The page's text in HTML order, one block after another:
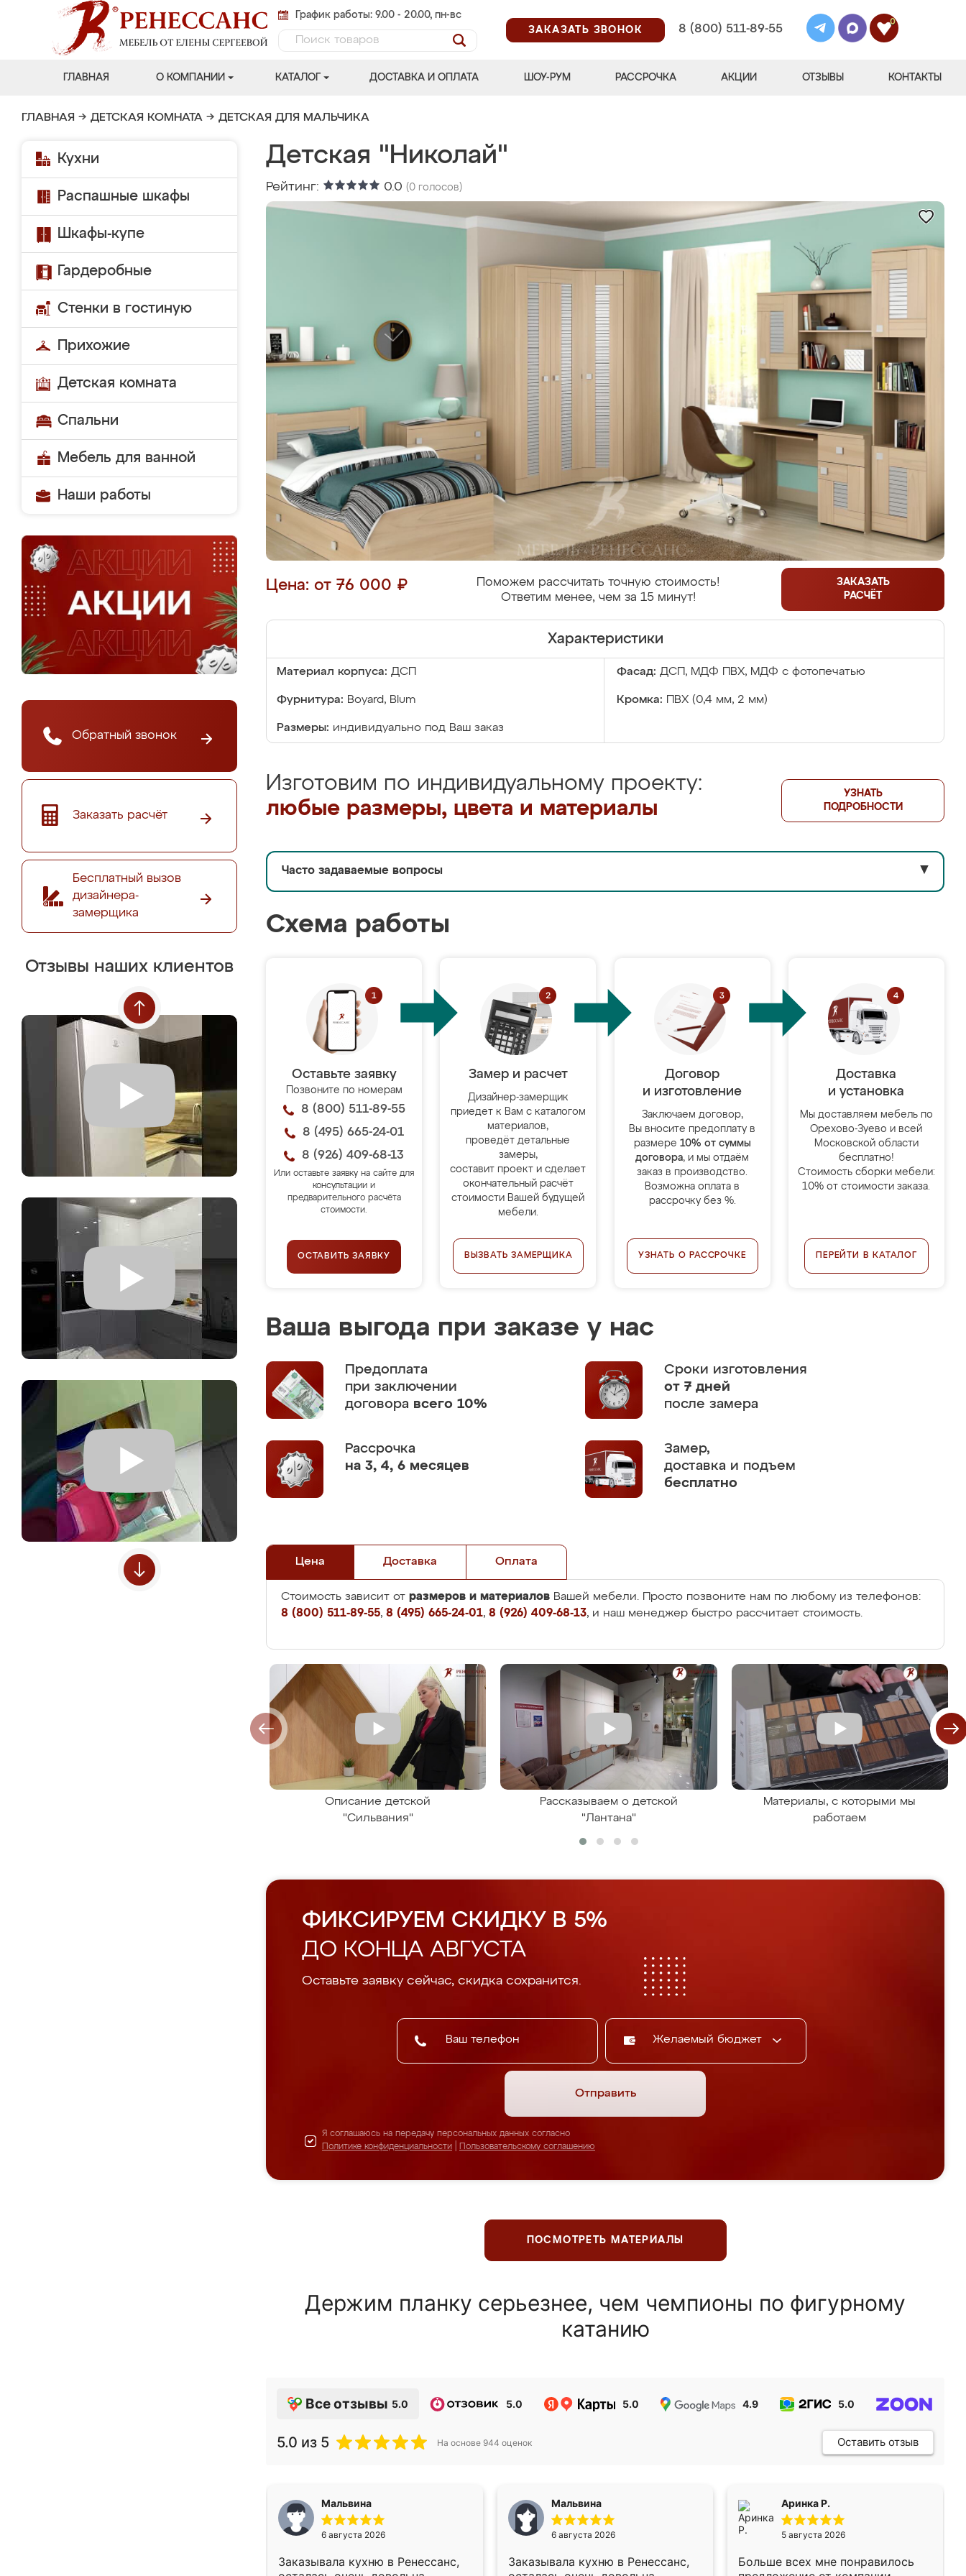
График работы: 9.00 - 20.00, пн-вс
ЗАКАЗАТЬ ЗВОНОК
8 (800) 511-89-55
0
ГЛАВНАЯ О КОМПАНИИ КАТАЛОГ ДОСТАВКА И ОПЛАТА ШОУ-РУМ РАССРОЧКА АКЦИИ ОТЗЫВЫ КОНТАКТЫ
ГЛАВНАЯ → ДЕТСКАЯ КОМНАТА → ДЕТСКАЯ ДЛЯ МАЛЬЧИКА
Кухни
Распашные шкафы
Шкафы-купе
Гардеробные
Стенки в гостиную
Прихожие
Детская комната
Спальни
Мебель для ванной
Наши работы
Обратный звонок
Заказать расчёт
Бесплатный вызов
дизайнера-
замерщика
Отзывы наших клиентов
Детская "Николай"
Рейтинг: 0.0 (0 голосов)
Цена: от 76 000 ₽
Поможем рассчитать точную стоимость!
Ответим менее, чем за 15 минут!
ЗАКАЗАТЬ
РАСЧЁТ
Характеристики
Материал корпуса: ДСП Фасад: ДСП, МДФ ПВХ, МДФ с фотопечатью
Фурнитура: Boyard, Blum Кромка: ПВХ (0,4 мм, 2 мм)
Размеры: индивидуально под Ваш заказ
Изготовим по индивидуальному проекту:
любые размеры, цвета и материалы
УЗНАТЬ
ПОДРОБНОСТИ
Часто задаваемые вопросы ▼
Схема работы
Оставьте заявку
Позвоните по номерам
8 (800) 511-89-55
8 (495) 665-24-01
8 (926) 409-68-13
Или оставьте заявку на сайте для
консультации и
предварительного расчёта
стоимости.
ОСТАВИТЬ ЗАЯВКУ
Замер и расчет
Дизайнер-замерщик
приедет к Вам с каталогом
материалов,
проведёт детальные
замеры,
составит проект и сделает
окончательный расчёт
стоимости Вашей будущей
мебели.
ВЫЗВАТЬ ЗАМЕРЩИКА
Договор
и изготовление
Заключаем договор,
Вы вносите предоплату в
размере 10% от суммы
договора, и мы отдаём
заказ в производство.
Возможна оплата в
рассрочку без %.
УЗНАТЬ О РАССРОЧКЕ
Доставка
и установка
Мы доставляем мебель по
Орехово-Зуево и всей
Московской области
бесплатно!
Стоимость сборки мебели:
10% от стоимости заказа.
ПЕРЕЙТИ В КАТАЛОГ
Ваша выгода при заказе у нас
Предоплата
при заключении
договора всего 10%
Сроки изготовления
от 7 дней
после замера
Рассрочка
на 3, 4, 6 месяцев
Замер,
доставка и подъем
бесплатно
Цена Доставка Оплата
Стоимость зависит от размеров и материалов Вашей мебели. Просто позвоните нам по любому из телефонов:
8 (800) 511-89-55, 8 (495) 665-24-01, 8 (926) 409-68-13, и наш менеджер быстро рассчитает стоимость.
Описание детской
"Сильвания"
Рассказываем о детской
"Лантана"
Материалы, с которыми мы
работаем
ФИКСИРУЕМ СКИДКУ В 5%
ДО КОНЦА АВГУСТА
Оставьте заявку сейчас, скидка сохранится.
Желаемый бюджет
Отправить
Я соглашаюсь на передачу персональных данных согласно
Политике конфиденциальности
Пользовательскому соглашению
ПОСМОТРЕТЬ МАТЕРИАЛЫ
Держим планку серьезнее, чем чемпионы по фигурному
катанию
Все отзывы 5.0 5.0 5.0 4.9 5.0
5.0 из 5 На основе 944 оценок Оставить отзыв
Мальвина
6 августа 2026
Заказывала кухню в Ренессанс,
Мальвина
6 августа 2026
Заказывала кухню в Ренессанс,
Аринка Р.
5 августа 2026
Больше всех мне понравилось